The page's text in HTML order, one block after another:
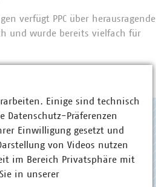
verfügt PPC über herausragende
und wurde bereits vielfach für
Einige sind technisch
Datenschutz-Präferenzen
Einwilligung gesetzt und
von Videos nutzen
im Bereich Privatsphäre mit
in unserer